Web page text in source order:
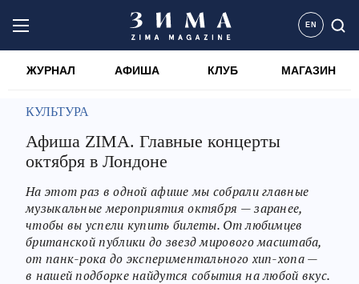
EN
ЖУРНАЛ АФИША КЛУБ МАГАЗИН
КУЛЬТУРА
Афиша ZIMA. Главные концерты
октября в Лондоне
На этот раз в одной афише мы собрали главные
музыкальные мероприятия октября — заранее,
чтобы вы успели купить билеты. От любимцев
британской публики до звезд мирового масштаба,
от панк-рока до экспериментального хип-хопа —
в нашей подборке найдутся события на любой вкус.